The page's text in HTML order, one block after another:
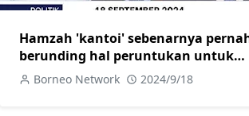
Hamzah 'kantoi' sebenarnya
berunding hal peruntukan untuk
ahli parlimen pembangkang
Borneo Network 2024/9/18